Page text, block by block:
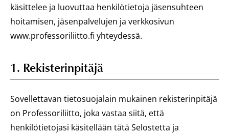
käsittelee ja luovuttaa henkilötietoja jäsensuhteen
hoitamisen, jäsenpalvelujen ja verkkosivun
www.professoriliitto.fi yhteydessä.
1. Rekisterinpitäjä
Sovellettavan tietosuojalain mukainen rekisterinpitäjä
on Professoriliitto, joka vastaa siitä, että
henkilötietojasi käsitellään tätä Selostetta ja